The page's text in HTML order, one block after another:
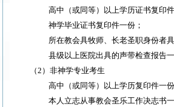
高中（或同等）以上学历证书复印件
神学毕业证书复印件一份；
所在教会具牧师、长老圣职身份者
县级以上医院出具的声带检查报告一
（2 ）非神学专业考生
高中（或同等）以上学历复印件一份
本人立志从事教会圣乐工作决志书一